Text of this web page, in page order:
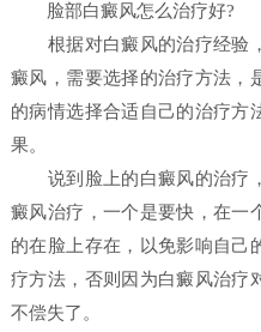
脸部白癜风怎么治疗好?
根据对白癜风的治疗经验，
癜风，需要选择的治疗方法，
的病情选择合适自己的治疗方
果。
说到脸上的白癜风的治疗，
癜风治疗，一个是要快，在一
的在脸上存在，以免影响自己
疗方法，否则因为白癜风治疗
不偿失了。